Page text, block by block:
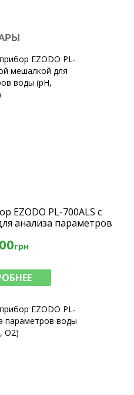
EZODO PL-700ALS с
анализа параметров
грн